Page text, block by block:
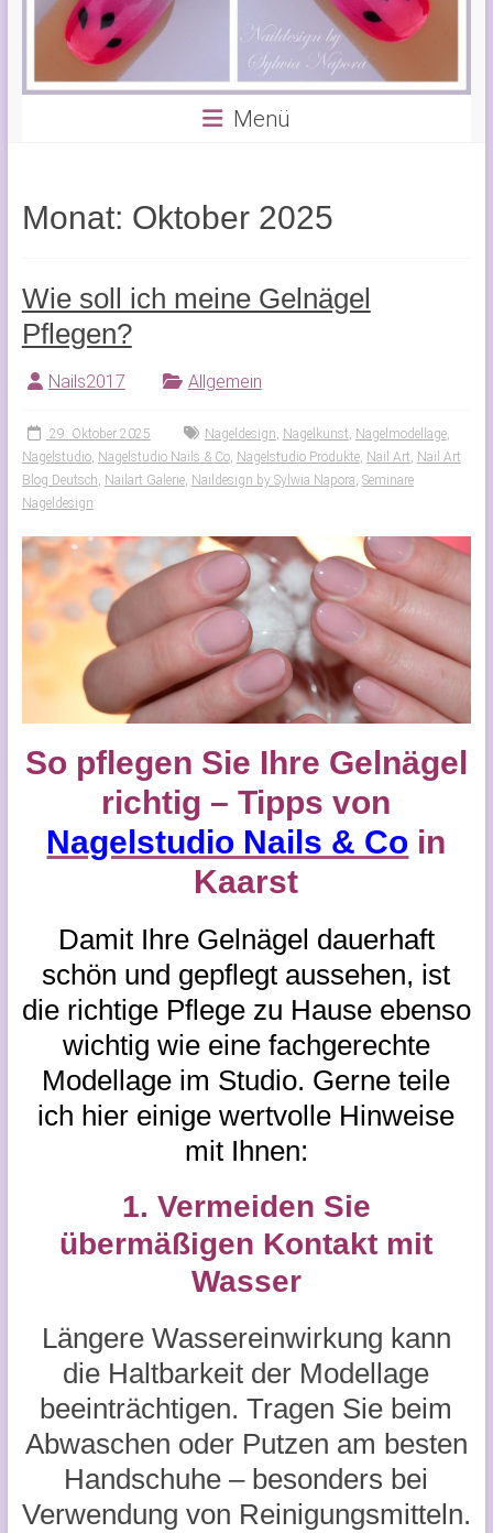
Menü
Monat: Oktober 2025
Wie soll ich meine Gelnägel
Pflegen?
Nails2017 Allgemein
29. Oktober 2025 Nageldesign, Nagelkunst, Nagelmodellage,
Nagelstudio, Nagelstudio Nails & Co, Nagelstudio Produkte, Nail Art, Nail Art
Blog Deutsch, Nailart Galerie, Naildesign by Sylwia Napora, Seminare
Nageldesign
So pflegen Sie Ihre Gelnägel
richtig – Tipps von
Nagelstudio Nails & Co in
Kaarst
Damit Ihre Gelnägel dauerhaft
schön und gepflegt aussehen, ist
die richtige Pflege zu Hause ebenso
wichtig wie eine fachgerechte
Modellage im Studio. Gerne teile
ich hier einige wertvolle Hinweise
mit Ihnen:
1. Vermeiden Sie
übermäßigen Kontakt mit
Wasser
Längere Wassereinwirkung kann
die Haltbarkeit der Modellage
beeinträchtigen. Tragen Sie beim
Abwaschen oder Putzen am besten
Handschuhe – besonders bei
Verwendung von Reinigungsmitteln.